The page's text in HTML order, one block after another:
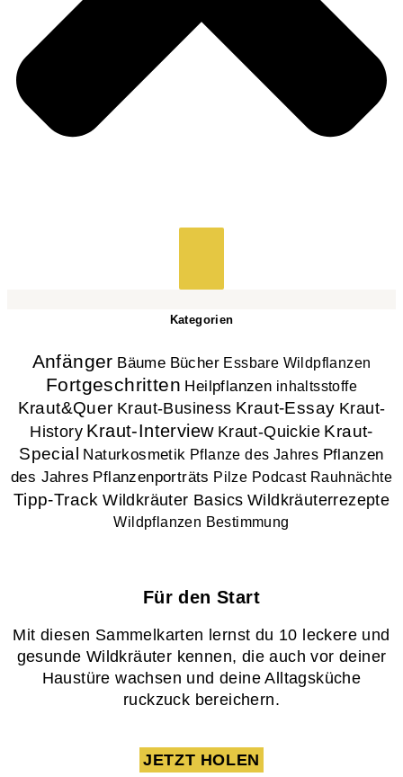
Kategorien
Anfänger Bäume Bücher Essbare Wildpflanzen
Fortgeschritten Heilpflanzen inhaltsstoffe
Kraut&Quer Kraut-Business Kraut-Essay Kraut-
History Kraut-Interview Kraut-Quickie Kraut-
Special Naturkosmetik Pflanze des Jahres Pflanzen
des Jahres Pflanzenporträts Pilze Podcast Rauhnächte
Tipp-Track Wildkräuter Basics Wildkräuterrezepte
Wildpflanzen Bestimmung
Für den Start
Mit diesen Sammelkarten lernst du 10 leckere und
gesunde Wildkräuter kennen, die auch vor deiner
Haustüre wachsen und deine Alltagsküche
ruckzuck bereichern.
JETZT HOLEN